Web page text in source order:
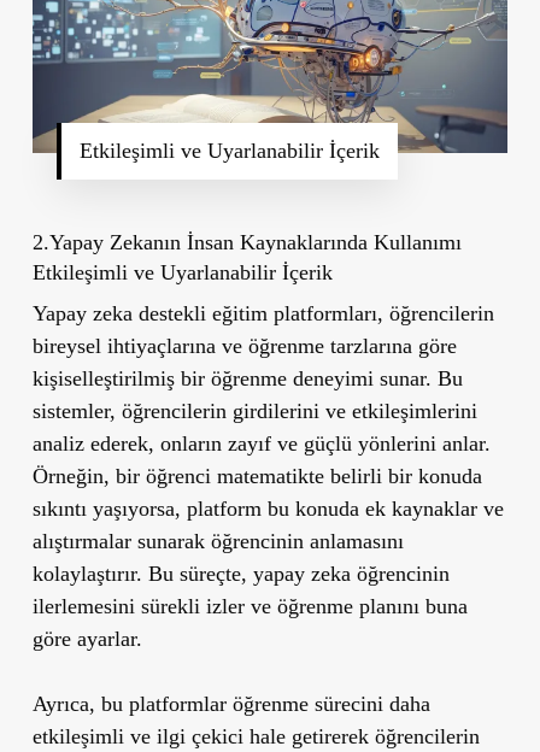
Etkileşimli ve Uyarlanabilir İçerik
2.Yapay Zekanın İnsan Kaynaklarında Kullanımı
Etkileşimli ve Uyarlanabilir İçerik
Yapay zeka destekli eğitim platformları, öğrencilerin
bireysel ihtiyaçlarına ve öğrenme tarzlarına göre
kişiselleştirilmiş bir öğrenme deneyimi sunar. Bu
sistemler, öğrencilerin girdilerini ve etkileşimlerini
analiz ederek, onların zayıf ve güçlü yönlerini anlar.
Örneğin, bir öğrenci matematikte belirli bir konuda
sıkıntı yaşıyorsa, platform bu konuda ek kaynaklar ve
alıştırmalar sunarak öğrencinin anlamasını
kolaylaştırır. Bu süreçte, yapay zeka öğrencinin
ilerlemesini sürekli izler ve öğrenme planını buna
göre ayarlar.
Ayrıca, bu platformlar öğrenme sürecini daha
etkileşimli ve ilgi çekici hale getirerek öğrencilerin